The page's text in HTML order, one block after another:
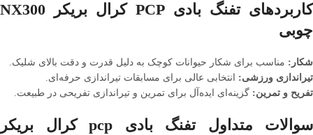
کاربردهای تفنگ بادی PCP کرال بریکر NX300
چوبی
شکار: مناسب برای شکار حیوانات کوچک به دلیل قدرت و دقت بالای شلیک.
تیراندازی ورزشی: انتخابی عالی برای مسابقات تیراندازی حرفه‌ای.
تفریح و تمرین: گزینه‌ای ایده‌آل برای تمرین و تیراندازی تفریحی در طبیعت.
سوالات متداول تفنگ بادی pcp کرال بریکر